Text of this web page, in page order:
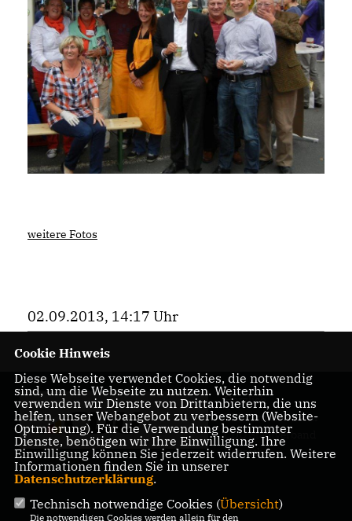
weitere Fotos
02.09.2013, 14:17 Uhr
Herzlich
Willkommen beim
CDU Stadtverband
Rösrath
Cookie Hinweis
Diese Webseite verwendet Cookies, die notwendig
sind, um die Webseite zu nutzen. Weiterhin
verwenden wir Dienste von Drittanbietern, die uns
helfen, unser Webangebot zu verbessern (Website-
Optmierung). Für die Verwendung bestimmter
Dienste, benötigen wir Ihre Einwilligung. Ihre
Einwilligung können Sie jederzeit widerrufen. Weitere
Informationen finden Sie in unserer
Datenschutzerklärung.
Technisch notwendige Cookies (Übersicht)
Die notwendigen Cookies werden allein für den